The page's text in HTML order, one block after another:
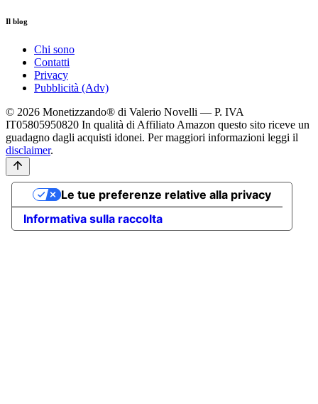
Il blog
Chi sono
Contatti
Privacy
Pubblicità (Adv)
© 2026 Monetizzando® di Valerio Novelli — P. IVA
IT05805950820 In qualità di Affiliato Amazon questo sito riceve un
guadagno dagli acquisti idonei. Per maggiori informazioni leggi il
disclaimer.
Informativa sulla raccolta
Le tue preferenze relative alla privacy